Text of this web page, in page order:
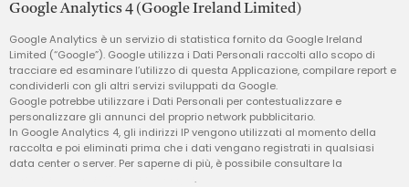
Google Analytics 4 (Google Ireland Limited)
Google Analytics è un servizio di statistica fornito da Google Ireland
Limited (“Google”). Google utilizza i Dati Personali raccolti allo scopo di
tracciare ed esaminare l’utilizzo di questa Applicazione, compilare report e
condividerli con gli altri servizi sviluppati da Google.
Google potrebbe utilizzare i Dati Personali per contestualizzare e
personalizzare gli annunci del proprio network pubblicitario.
In Google Analytics 4, gli indirizzi IP vengono utilizzati al momento della
raccolta e poi eliminati prima che i dati vengano registrati in qualsiasi
data center o server. Per saperne di più, è possibile consultare la
.